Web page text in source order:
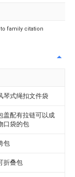
to family citation
琴式绳扣文件袋
盖配有拉链可以成
口袋的包
包
折叠包